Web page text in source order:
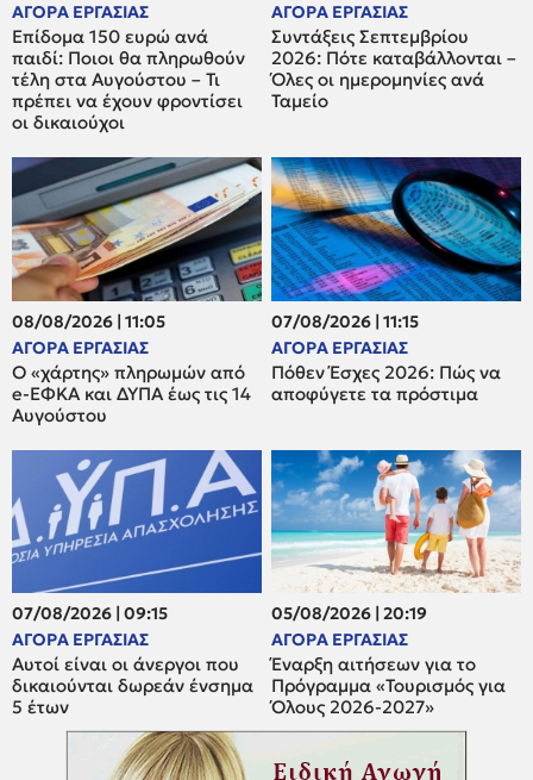
ΑΓΟΡΑ ΕΡΓΑΣΙΑΣ
Επίδομα 150 ευρώ ανά
παιδί: Ποιοι θα πληρωθούν
τέλη στα Αυγούστου – Τι
πρέπει να έχουν φροντίσει
οι δικαιούχοι
ΑΓΟΡΑ ΕΡΓΑΣΙΑΣ
Συντάξεις Σεπτεμβρίου
2026: Πότε καταβάλλονται –
Όλες οι ημερομηνίες ανά
Ταμείο
08/08/2026 | 11:05
ΑΓΟΡΑ ΕΡΓΑΣΙΑΣ
Ο «χάρτης» πληρωμών από
e-ΕΦΚΑ και ΔΥΠΑ έως τις 14
Αυγούστου
07/08/2026 | 11:15
ΑΓΟΡΑ ΕΡΓΑΣΙΑΣ
Πόθεν Έσχες 2026: Πώς να
αποφύγετε τα πρόστιμα
07/08/2026 | 09:15
ΑΓΟΡΑ ΕΡΓΑΣΙΑΣ
Αυτοί είναι οι άνεργοι που
δικαιούνται δωρεάν ένσημα
5 έτων
05/08/2026 | 20:19
ΑΓΟΡΑ ΕΡΓΑΣΙΑΣ
Έναρξη αιτήσεων για το
Πρόγραμμα «Τουρισμός για
Όλους 2026-2027»